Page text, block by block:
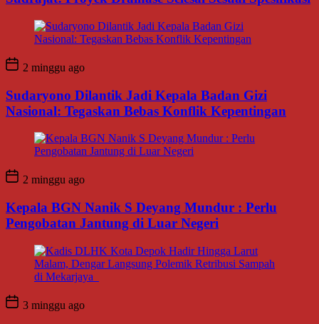
2 minggu ago
Sudaryono Dilantik Jadi Kepala Badan Gizi
Nasional: Tegaskan Bebas Konflik Kepentingan
2 minggu ago
Kepala BGN Nanik S Deyang Mundur : Perlu
Pengobatan Jantung di Luar Negeri
3 minggu ago